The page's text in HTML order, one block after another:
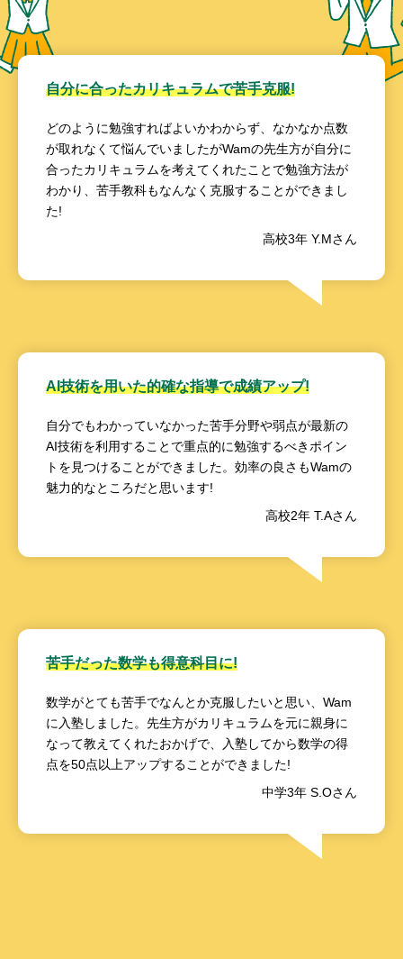
自分に合ったカリキュラムで苦手克服!
どのように勉強すればよいかわからず、なかなか点数
が取れなくて悩んでいましたがWamの先生方が自分に
合ったカリキュラムを考えてくれたことで勉強方法が
わかり、苦手教科もなんなく克服することができまし
た!
高校3年 Y.Mさん
AI技術を用いた的確な指導で成績アップ!
自分でもわかっていなかった苦手分野や弱点が最新の
AI技術を利用することで重点的に勉強するべきポイン
トを見つけることができました。効率の良さもWamの
魅力的なところだと思います!
高校2年 T.Aさん
苦手だった数学も得意科目に!
数学がとても苦手でなんとか克服したいと思い、Wam
に入塾しました。先生方がカリキュラムを元に親身に
なって教えてくれたおかげで、入塾してから数学の得
点を50点以上アップすることができました!
中学3年 S.Oさん